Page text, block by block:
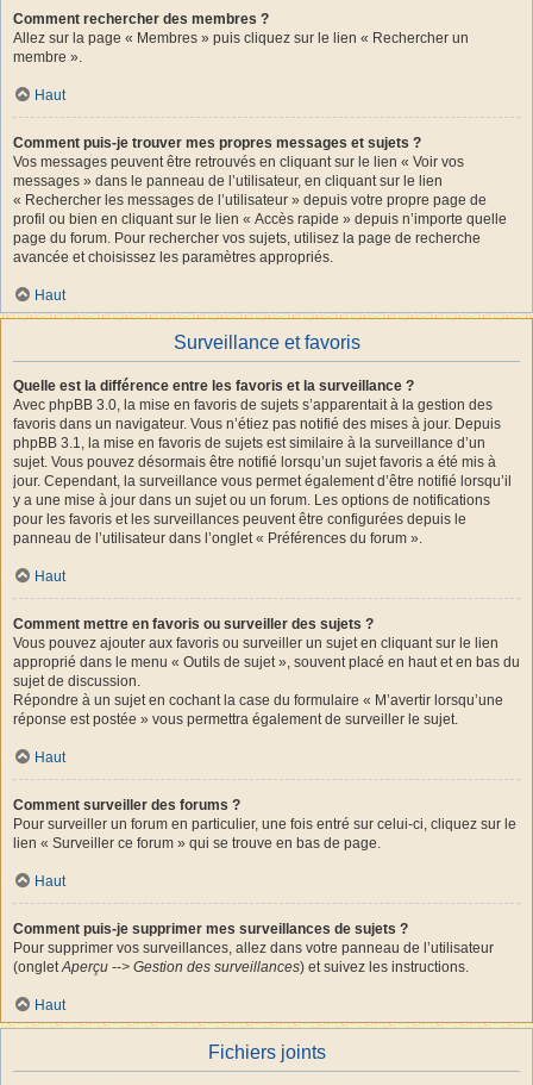
Comment rechercher des membres ?
Allez sur la page « Membres » puis cliquez sur le lien « Rechercher un
membre ».
Haut
Comment puis-je trouver mes propres messages et sujets ?
Vos messages peuvent être retrouvés en cliquant sur le lien « Voir vos
messages » dans le panneau de l’utilisateur, en cliquant sur le lien
« Rechercher les messages de l’utilisateur » depuis votre propre page de
profil ou bien en cliquant sur le lien « Accès rapide » depuis n’importe quelle
page du forum. Pour rechercher vos sujets, utilisez la page de recherche
avancée et choisissez les paramètres appropriés.
Haut
Surveillance et favoris
Quelle est la différence entre les favoris et la surveillance ?
Avec phpBB 3.0, la mise en favoris de sujets s’apparentait à la gestion des
favoris dans un navigateur. Vous n’étiez pas notifié des mises à jour. Depuis
phpBB 3.1, la mise en favoris de sujets est similaire à la surveillance d’un
sujet. Vous pouvez désormais être notifié lorsqu’un sujet favoris a été mis à
jour. Cependant, la surveillance vous permet également d’être notifié lorsqu’il
y a une mise à jour dans un sujet ou un forum. Les options de notifications
pour les favoris et les surveillances peuvent être configurées depuis le
panneau de l’utilisateur dans l’onglet « Préférences du forum ».
Haut
Comment mettre en favoris ou surveiller des sujets ?
Vous pouvez ajouter aux favoris ou surveiller un sujet en cliquant sur le lien
approprié dans le menu « Outils de sujet », souvent placé en haut et en bas du
sujet de discussion.
Répondre à un sujet en cochant la case du formulaire « M’avertir lorsqu’une
réponse est postée » vous permettra également de surveiller le sujet.
Haut
Comment surveiller des forums ?
Pour surveiller un forum en particulier, une fois entré sur celui-ci, cliquez sur le
lien « Surveiller ce forum » qui se trouve en bas de page.
Haut
Comment puis-je supprimer mes surveillances de sujets ?
Pour supprimer vos surveillances, allez dans votre panneau de l’utilisateur
(ongletAperçu --> Gestion des surveillances) et suivez les instructions.
Haut
Fichiers joints